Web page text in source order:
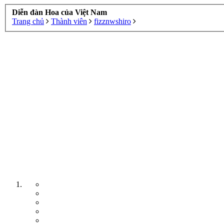
Diễn đàn Hoa của Việt Nam
Trang chủ
Thành viên fizznwshiro